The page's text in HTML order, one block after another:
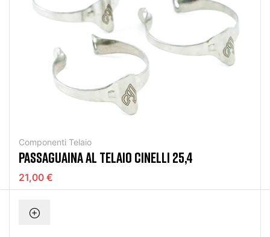
Componenti Telaio
PASSAGUAINA AL TELAIO CINELLI 25,4
21,00 €